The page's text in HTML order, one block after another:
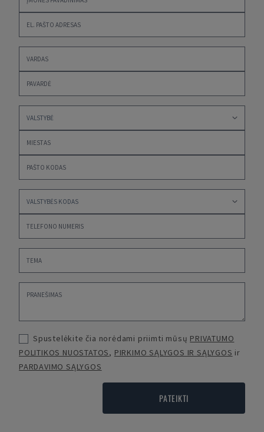
Spustelėkite čia norėdami priimti mūsų PRIVATUMO
POLITIKOS NUOSTATOS, PIRKIMO SĄLYGOS IR SĄLYGOS ir
PARDAVIMO SĄLYGOS
PATEIKTI